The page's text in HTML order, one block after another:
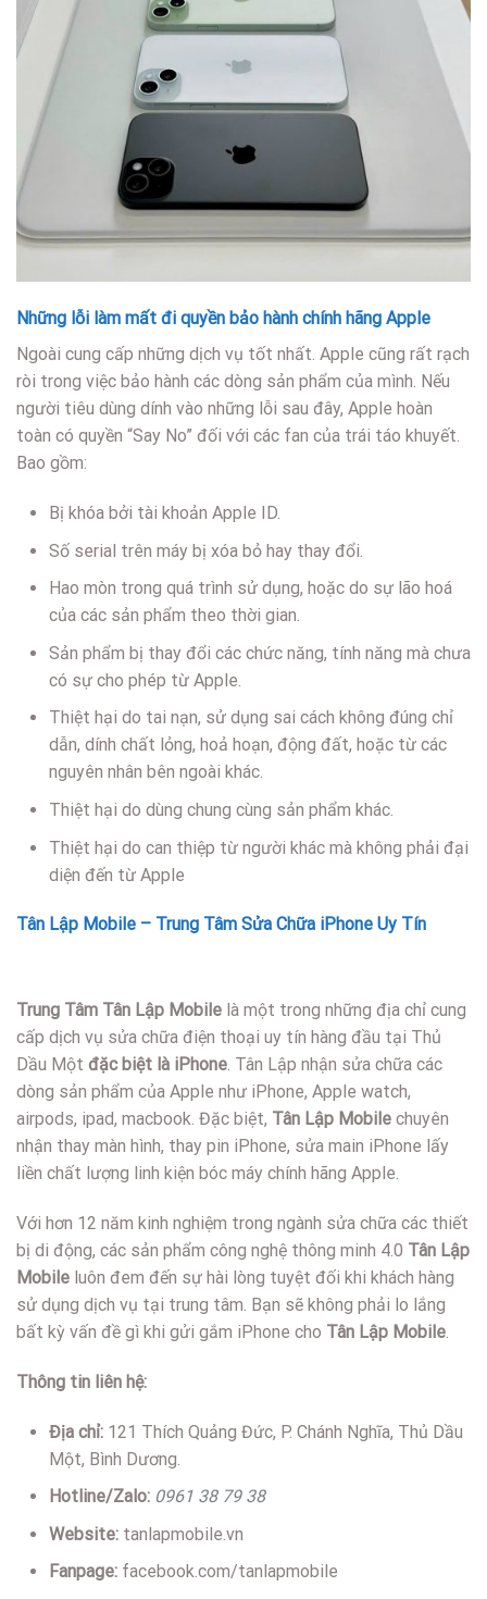
Những lỗi làm mất đi quyền bảo hành chính hãng Apple
Ngoài cung cấp những dịch vụ tốt nhất. Apple cũng rất rạch
ròi trong việc bảo hành các dòng sản phẩm của mình. Nếu
người tiêu dùng dính vào những lỗi sau đây, Apple hoàn
toàn có quyền “Say No” đối với các fan của trái táo khuyết.
Bao gồm:
Bị khóa bởi tài khoản Apple ID.
Số serial trên máy bị xóa bỏ hay thay đổi.
Hao mòn trong quá trình sử dụng, hoặc do sự lão hoá
của các sản phẩm theo thời gian.
Sản phẩm bị thay đổi các chức năng, tính năng mà chưa
có sự cho phép từ Apple.
Thiệt hại do tai nạn, sử dụng sai cách không đúng chỉ
dẫn, dính chất lỏng, hoả hoạn, động đất, hoặc từ các
nguyên nhân bên ngoài khác.
Thiệt hại do dùng chung cùng sản phẩm khác.
Thiệt hại do can thiệp từ người khác mà không phải đại
diện đến từ Apple
Tân Lập Mobile – Trung Tâm Sửa Chữa iPhone Uy Tín
Trung Tâm Tân Lập Mobile là một trong những địa chỉ cung
cấp dịch vụ sửa chữa điện thoại uy tín hàng đầu tại Thủ
Dầu Một đặc biệt là iPhone. Tân Lập nhận sửa chữa các
dòng sản phẩm của Apple như iPhone, Apple watch,
airpods, ipad, macbook. Đặc biệt, Tân Lập Mobile chuyên
nhận thay màn hình, thay pin iPhone, sửa main iPhone lấy
liền chất lượng linh kiện bóc máy chính hãng Apple.
Với hơn 12 năm kinh nghiệm trong ngành sửa chữa các thiết
bị di động, các sản phẩm công nghệ thông minh 4.0 Tân Lập
Mobile luôn đem đến sự hài lòng tuyệt đối khi khách hàng
sử dụng dịch vụ tại trung tâm. Bạn sẽ không phải lo lắng
bất kỳ vấn đề gì khi gửi gắm iPhone cho Tân Lập Mobile.
Thông tin liên hệ:
Địa chỉ: 121 Thích Quảng Đức, P. Chánh Nghĩa, Thủ Dầu
Một, Bình Dương.
Hotline/Zalo: 0961 38 79 38
Website: tanlapmobile.vn
Fanpage: facebook.com/tanlapmobile